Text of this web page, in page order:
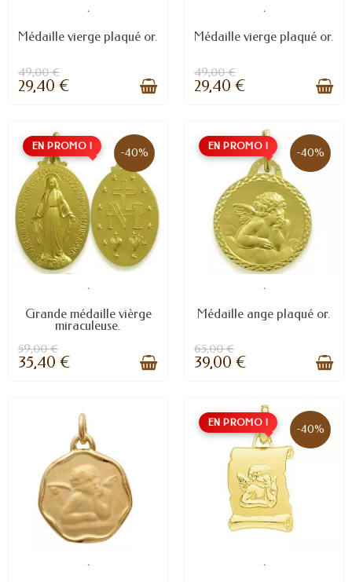
.
Médaille vierge plaqué or.
49,00 €
29,40 €
.
Médaille vierge plaqué or.
49,00 €
29,40 €
EN PROMO ! -40%
.
Grande médaille vièrge
miraculeuse.
59,00 €
35,40 €
EN PROMO ! -40%
.
Médaille ange plaqué or.
65,00 €
39,00 €
.
EN PROMO ! -40%
.